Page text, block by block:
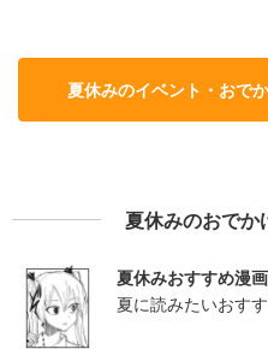
夏休みのイベント・おで
夏休みのおでか
夏休みおすすめ漫画
夏に読みたいおす